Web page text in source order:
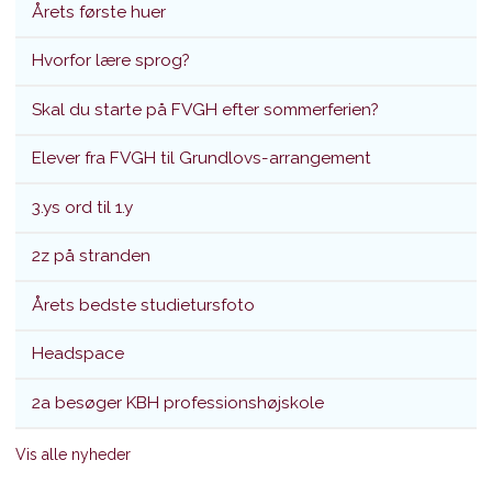
Studenterne sendt godt afsted
Årets første huer
Hvorfor lære sprog?
Skal du starte på FVGH efter sommerferien?
Elever fra FVGH til Grundlovs-arrangement
3.ys ord til 1.y
2z på stranden
Årets bedste studietursfoto
Headspace
2a besøger KBH professionshøjskole
Vis alle nyheder